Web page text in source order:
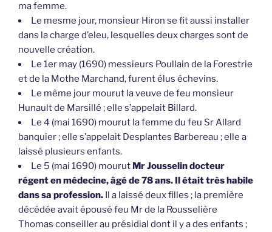
ma femme.
Le mesme jour, monsieur Hiron se fit aussi installer
dans la charge d’eleu, lesquelles deux charges sont de
nouvelle création.
Le 1er may (1690) messieurs Poullain de la Forestrie
et de la Mothe Marchand, furent élus échevins.
Le même jour mourut la veuve de feu monsieur
Hunault de Marsillé ; elle s’appelait Billard.
Le 4 (mai 1690) mourut la femme du feu Sr Allard
banquier ; elle s’appelait Desplantes Barbereau ; elle a
laissé plusieurs enfants.
Le 5 (mai 1690) mourut Mr Jousselin docteur
régent en médecine, âgé de 78 ans. Il était très habile
dans sa profession. Il a laissé deux filles ; la première
décédée avait épousé feu Mr de la Rousselière
Thomas conseiller au présidial dont il y a des enfants ;